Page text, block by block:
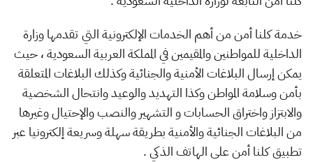
خدمة كلنا أمن من أهم الخدمات الإلكترونية التي تقدمها وزارة
الداخلية للمواطنين والمقيمين في المملكة العربية السعودية ، حيث
يمكن إرسال البلاغات الأمنية والجنائية وكذلك البلاغات المتعلقة
بأمن وسلامة المواطن وكذا التهديد والوعيد وانتحال الشخصية
والابتزاز واختراق الحسابات و التشهير والنصب والإحتيال وغيرها
من البلاغات الجنائية والأمنية بطريقة سهلة وسريعة إلكترونيا عبر
تطبيق كلنا أمن على الهاتف الذكي .